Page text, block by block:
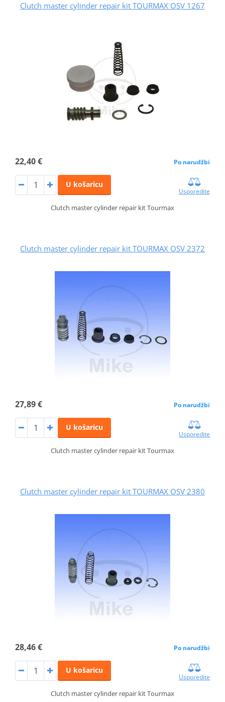
Clutch master cylinder repair kit TOURMAX OSV 1267
22,40 € Po narudžbi
U košaricu
Usporedite
Clutch master cylinder repair kit Tourmax
Clutch master cylinder repair kit TOURMAX OSV 2372
27,89 € Po narudžbi
U košaricu
Usporedite
Clutch master cylinder repair kit Tourmax
Clutch master cylinder repair kit TOURMAX OSV 2380
28,46 € Po narudžbi
U košaricu
Usporedite
Clutch master cylinder repair kit Tourmax